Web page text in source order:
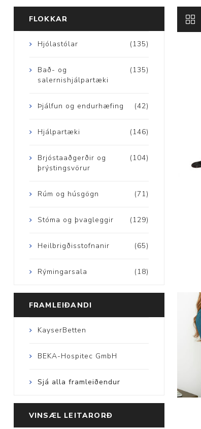
Rýmingarsala
FLOKKAR
(135)
Hjólastólar
(135)
Bað- og
salernishjálpartæki
(42)
Þjálfun og endurhæfing
(146)
Hjálpartæki
(104)
Brjóstaaðgerðir og
þrýstingsvörur
(71)
Rúm og húsgögn
(129)
Stóma og þvagleggir
(65)
Heilbrigðisstofnanir
(18)
Rýmingarsala
FRAMLEIÐANDI
KayserBetten
BEKA-Hospitec GmbH
Sjá alla framleiðendur
VINSÆL LEITARORÐ